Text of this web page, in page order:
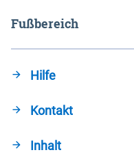
Fußbereich
Hilfe
Kontakt
Inhalt